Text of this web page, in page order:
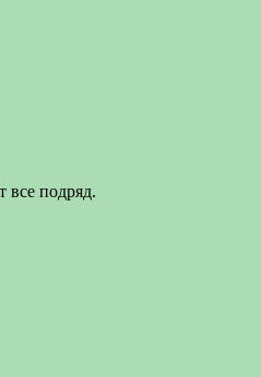
все подряд.